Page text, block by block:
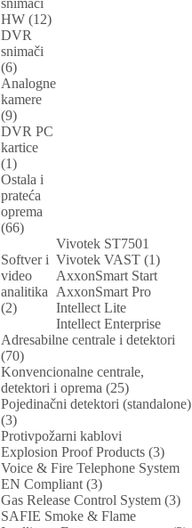
snimači
HW (12)
DVR
snimači
(6)
Analogne
kamere
(9)
DVR PC
kartice
(1)
Ostala i
prateća
oprema
(66)
Softver i
video
analitika
(2)
Vivotek ST7501
Vivotek VAST (1)
AxxonSmart Start
AxxonSmart Pro
Intellect Lite
Intellect Enterprise
Adresabilne centrale i detektori
(70)
Konvencionalne centrale,
detektori i oprema (25)
Pojedinačni detektori (standalone)
(3)
Protivpožarni kablovi
Explosion Proof Products (3)
Voice & Fire Telephone System
EN Compliant (3)
Gas Release Control System (3)
SAFIE Smoke & Flame